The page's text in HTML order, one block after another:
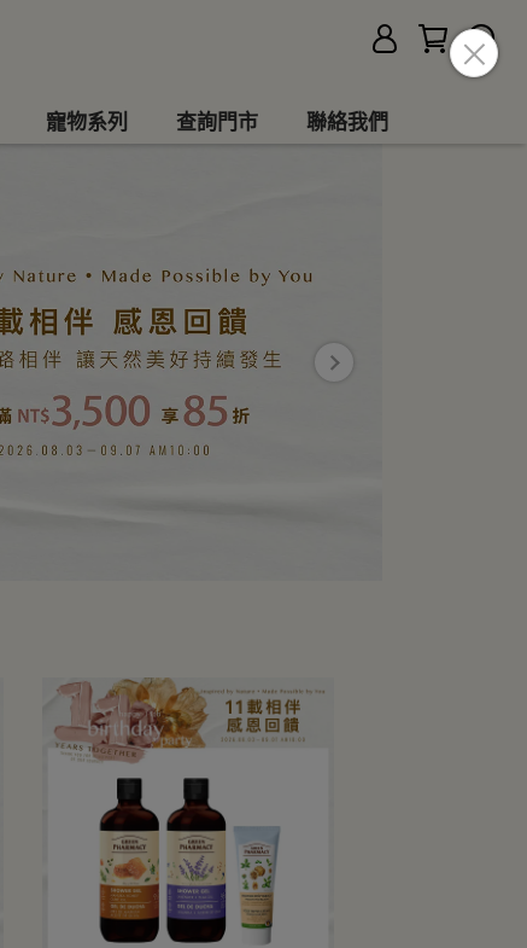
寵物系列 查詢門市 聯絡我們